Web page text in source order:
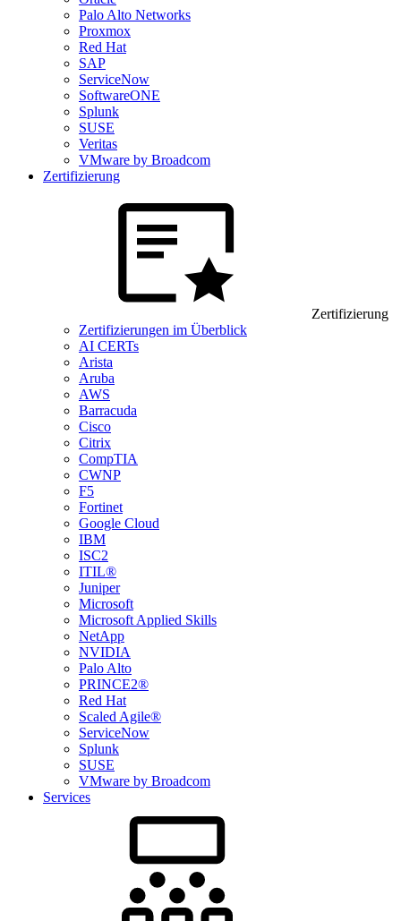
Palo Alto Networks
Proxmox
Red Hat
SAP
ServiceNow
SoftwareONE
Splunk
SUSE
Veritas
VMware by Broadcom
Zertifizierung
Zertifizierung
Zertifizierungen im Überblick
AI CERTs
Arista
Aruba
AWS
Barracuda
Cisco
Citrix
CompTIA
CWNP
F5
Fortinet
Google Cloud
IBM
ISC2
ITIL®
Juniper
Microsoft
Microsoft Applied Skills
NetApp
NVIDIA
Palo Alto
PRINCE2®
Red Hat
Scaled Agile®
ServiceNow
Splunk
SUSE
VMware by Broadcom
Services